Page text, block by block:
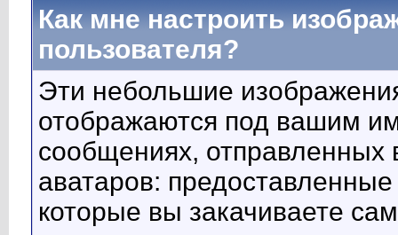
Как мне настроить
пользователя?
Эти небольшие
отображаются под вашим
сообщениях, отправленных
аватаров:
которые вы закачиваете